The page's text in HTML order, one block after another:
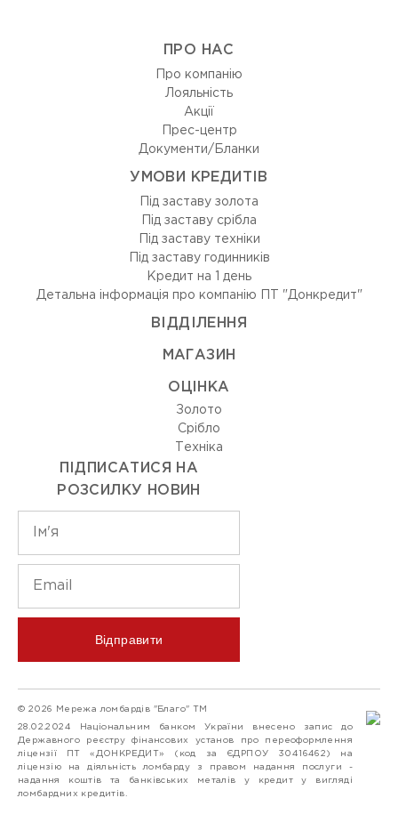
ПРО НАС
Про компанію
Лояльність
Акції
Прес-центр
Документи/Бланки
УМОВИ КРЕДИТІВ
Під заставу золота
Під заставу срібла
Під заставу техніки
Під заставу годинників
Кредит на 1 день
Детальна інформація про компанію ПТ "Донкредит"
ВIДДIЛЕННЯ
МАГАЗИН
ОЦIНКА
Золото
Срiбло
Технiка
ПІДПИСАТИСЯ НА
РОЗСИЛКУ НОВИН
Відправити
© 2026 Мережа ломбардів "Благо" ТМ
28.02.2024 Національним банком України внесено запис до
Державного реєстру фінансових установ про переоформлення
ліцензії ПТ «ДОНКРЕДИТ» (код за ЄДРПОУ 30416462) на
ліцензію на діяльність ломбарду з правом надання послуги -
надання коштів та банківських металів у кредит у вигляді
ломбардних кредитів.